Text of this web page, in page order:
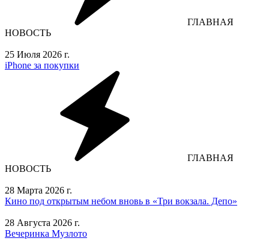
ГЛАВНАЯ
НОВОСТЬ
25 Июля 2026 г.
iPhone за покупки
ГЛАВНАЯ
НОВОСТЬ
28 Марта 2026 г.
Кино под открытым небом вновь в «Три вокзала. Депо»
28 Августа 2026 г.
Вечеринка Музлото